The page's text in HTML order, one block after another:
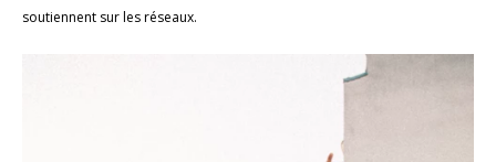
soutiennent sur les réseaux.